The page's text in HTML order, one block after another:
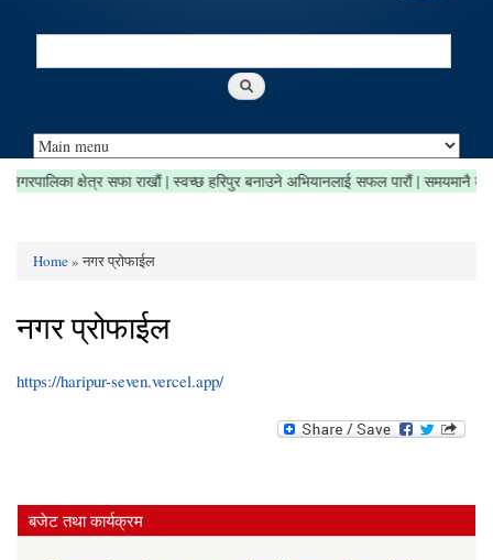
Search
| नगरपालिका क्षेत्र सफा राखौं | स्वच्छ हरिपुर बनाउने अभियानलाई सफल पारौं |
You are here
Home» नगर प्रोफाईल
नगर प्रोफाईल
https://haripur-seven.vercel.app/
बजेट तथा कार्यक्रम